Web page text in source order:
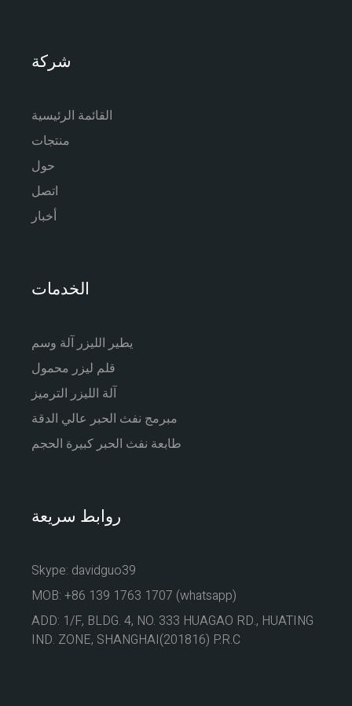
شركة
القائمة الرئيسية
منتجات
حول
اتصل
أخبار
الخدمات
يطير الليزر آلة وسم
قلم ليزر محمول
آلة الليزر الترميز
مبرمج نفث الحبر عالي الدقة
طابعة نفث الحبر كبيرة الحجم
روابط سريعة
Skype: davidguo39
MOB: +86 139 1763 1707 (whatsapp)
ADD: 1/F, BLDG. 4, NO. 333 HUAGAO RD., HUATING
IND. ZONE, SHANGHAI(201816) P.R.C